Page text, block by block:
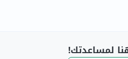
لمساعدتك!